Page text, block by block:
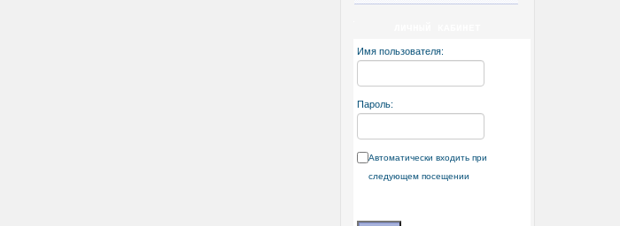
Имя пользователя:
Пароль:
Автоматически входить при
следующем посещении